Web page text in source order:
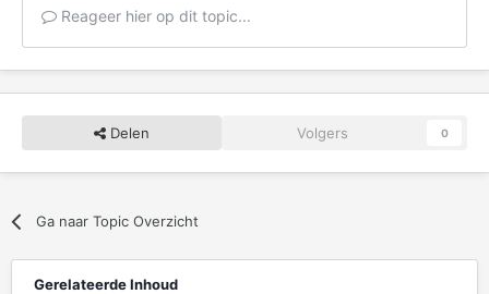
Reageer hier op dit topic...
Delen Volgers 0
Ga naar Topic Overzicht
Gerelateerde Inhoud